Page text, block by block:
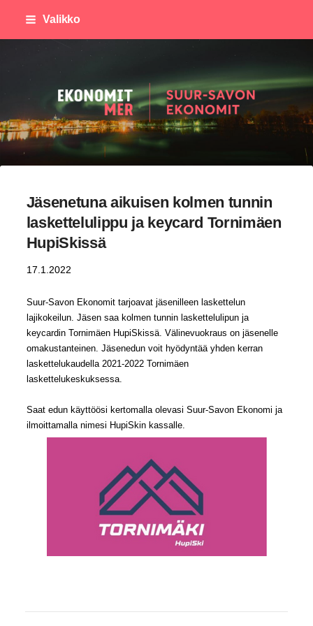
Siirry
Valikko
Suursavon Ekonomit
Jäsenetuna aikuisen kolmen tunnin
laskettelulippu ja keycard Tornimäen
HupiSkissä
17.1.2022
Suur-Savon Ekonomit tarjoavat jäsenilleen laskettelun
lajikokeilun. Jäsen saa kolmen tunnin laskettelulipun ja
keycardin Tornimäen HupiSkissä. Välinevuokraus on jäsenelle
omakustanteinen. Jäsenedun voit hyödyntää yhden kerran
laskettelukaudella 2021-2022 Tornimäen
laskettelukeskuksessa.
Saat edun käyttöösi kertomalla olevasi Suur-Savon Ekonomi ja
ilmoittamalla nimesi HupiSkin kassalle.